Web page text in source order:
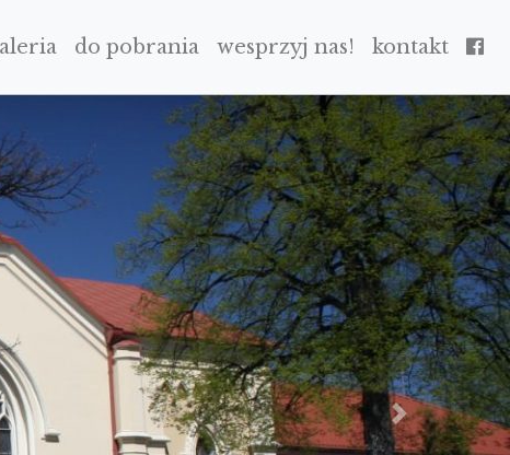
do pobrania wesprzyj nas! kontakt
NEXT